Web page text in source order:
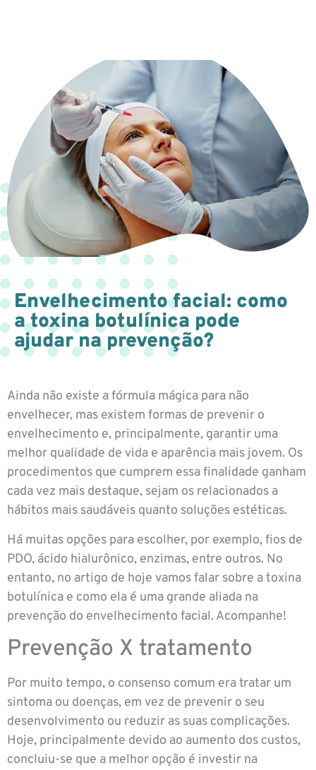
Envelhecimento facial: como
a toxina botulínica pode
ajudar na prevenção?
Ainda não existe a fórmula mágica para não
envelhecer, mas existem formas de prevenir o
envelhecimento e, principalmente, garantir uma
melhor qualidade de vida e aparência mais jovem. Os
procedimentos que cumprem essa finalidade ganham
cada vez mais destaque, sejam os relacionados a
hábitos mais saudáveis quanto soluções estéticas.
Há muitas opções para escolher, por exemplo, fios de
PDO, ácido hialurônico, enzimas, entre outros. No
entanto, no artigo de hoje vamos falar sobre a toxina
botulínica e como ela é uma grande aliada na
prevenção do envelhecimento facial. Acompanhe!
Prevenção X tratamento
Por muito tempo, o consenso comum era tratar um
sintoma ou doenças, em vez de prevenir o seu
desenvolvimento ou reduzir as suas complicações.
Hoje, principalmente devido ao aumento dos custos,
concluiu-se que a melhor opção é investir na